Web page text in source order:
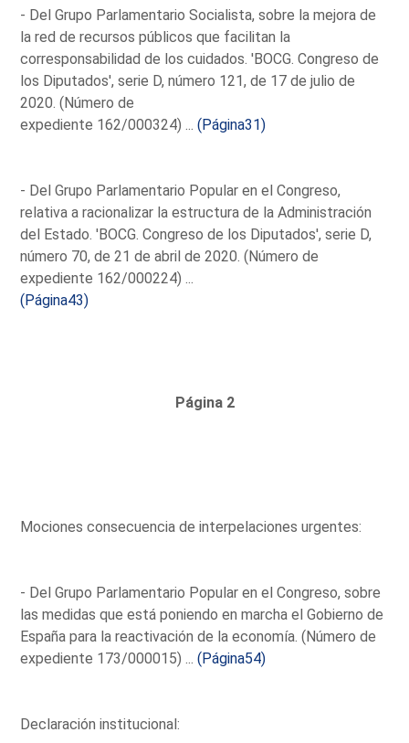
- Del Grupo Parlamentario Socialista, sobre la mejora de
la red de recursos públicos que facilitan la
corresponsabilidad de los cuidados. 'BOCG. Congreso de
los Diputados', serie D, número 121, de 17 de julio de
2020. (Número de
expediente 162/000324) ...(Página31)
- Del Grupo Parlamentario Popular en el Congreso,
relativa a racionalizar la estructura de la Administración
del Estado. 'BOCG. Congreso de los Diputados', serie D,
número 70, de 21 de abril de 2020. (Número de
expediente 162/000224) ...
(Página43)
Página 2
Mociones consecuencia de interpelaciones urgentes:
- Del Grupo Parlamentario Popular en el Congreso, sobre
las medidas que está poniendo en marcha el Gobierno de
España para la reactivación de la economía. (Número de
expediente 173/000015) ...(Página54)
Declaración institucional: